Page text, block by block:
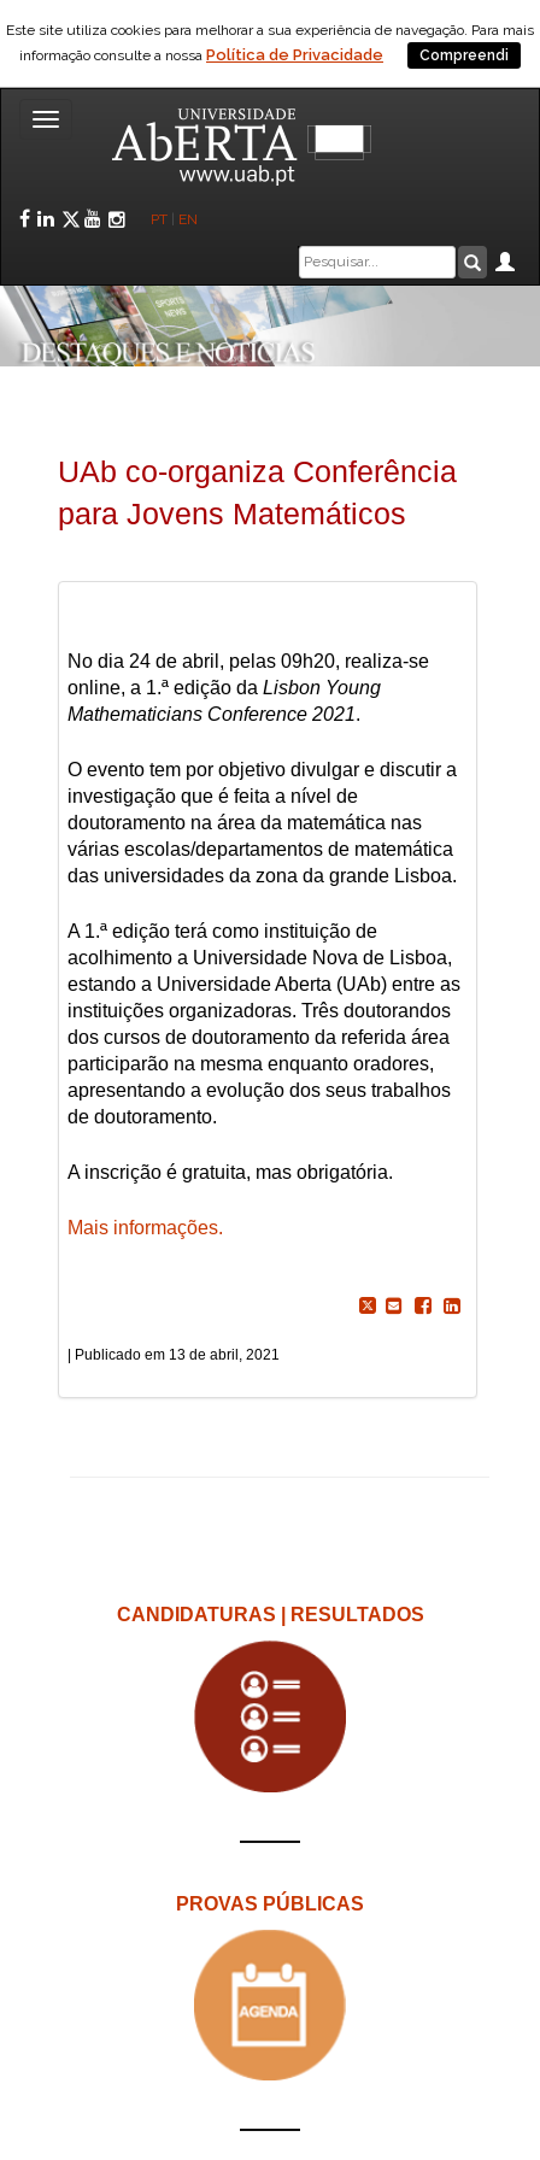
Este site utiliza cookies para melhorar a sua experiência de navegação. Para mais
informação consulte a nossa Política de Privacidade Compreendi
Toggle
Facebook
LinkedIn
Twitter
YouTube
Instagram
PT EN
Caixa
de
pesquisa
UAb co-organiza Conferência
para Jovens Matemáticos
No dia 24 de abril, pelas 09h20, realiza-se
online, a 1.ª edição da Lisbon Young
Mathematicians Conference 2021.
O evento tem por objetivo divulgar e discutir a
investigação que é feita a nível de
doutoramento na área da matemática nas
várias escolas/departamentos de matemática
das universidades da zona da grande Lisboa.
A 1.ª edição terá como instituição de
acolhimento a Universidade Nova de Lisboa,
estando a Universidade Aberta (UAb) entre as
instituições organizadoras. Três doutorandos
dos cursos de doutoramento da referida área
participarão na mesma enquanto oradores,
apresentando a evolução dos seus trabalhos
de doutoramento.
A inscrição é gratuita, mas obrigatória.
Mais informações.
13 de abril, 2021
CANDIDATURAS | RESULTADOS
PROVAS PÚBLICAS